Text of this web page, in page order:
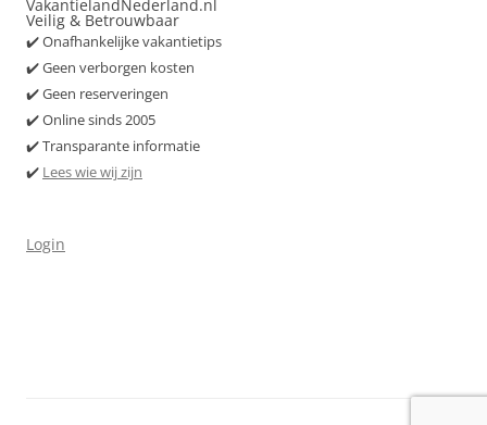
VakantielandNederland.nl
Veilig & Betrouwbaar
✔️ Onafhankelijke vakantietips
✔️ Geen verborgen kosten
✔️ Geen reserveringen
✔️ Online sinds 2005
✔️ Transparante informatie
✔️ Lees wie wij zijn
Login